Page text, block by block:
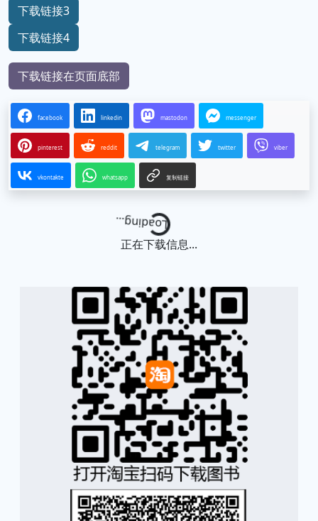
下载链接3
下载链接4
下载链接在页面底部
facebook linkedin mastodon messenger
pinterest reddit telegram twitter viber
vkontakte whatsapp 复制链接
Loading...
正在下载信息...